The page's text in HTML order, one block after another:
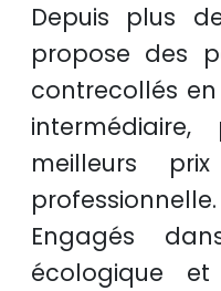
Depuis plus
propose des
contrecollés
meilleurs prix
professionnelle.
Engagés
écologique et